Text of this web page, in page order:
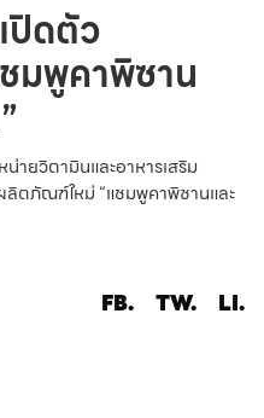
ปิดตัว
มพูคาพิซาน
ายวิตามินและอาหารเสริม
ลิตภัณฑ์ใหม่ “แชมพูคาพิซานและ
FB. TW. LI.